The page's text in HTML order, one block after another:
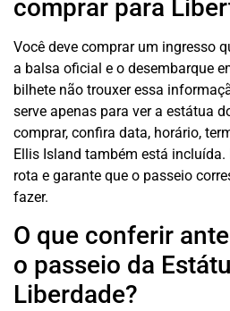
comprar para
Você deve comprar um ingresso
a balsa oficial e o desembarque
bilhete não trouxer essa
serve apenas para ver a estátua
comprar, confira data, horário,
Ellis Island também está incluída.
rota e garante que o passeio
fazer.
O que conferir
o passeio da
Liberdade?